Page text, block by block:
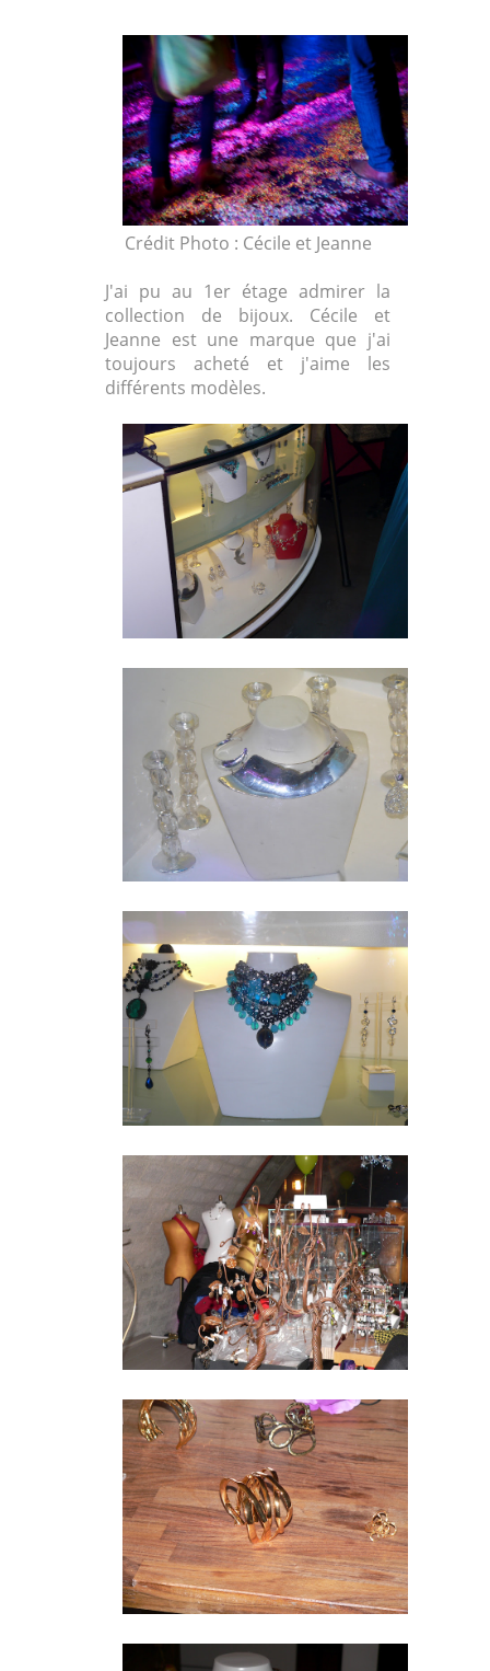
Crédit Photo : Cécile et Jeanne
J'ai pu au 1er étage admirer la
collection de bijoux. Cécile et
Jeanne est une marque que j'ai
toujours acheté et j'aime les
différents modèles.